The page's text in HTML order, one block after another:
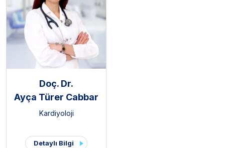
Doç. Dr.
Ayça Türer Cabbar
Kardiyoloji
Detaylı Bilgi